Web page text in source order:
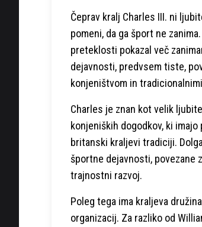
Čeprav kralj Charles III. ni
pomeni, da ga šport ne
preteklosti pokazal več
dejavnosti, predvsem tiste,
konjeništvom in
Charles je znan kot velik
konjeniških dogodkov, ki
britanski kraljevi tradiciji.
športne dejavnosti, povezane
trajnostni razvoj.
Poleg tega ima kraljeva
organizacij. Za razliko od